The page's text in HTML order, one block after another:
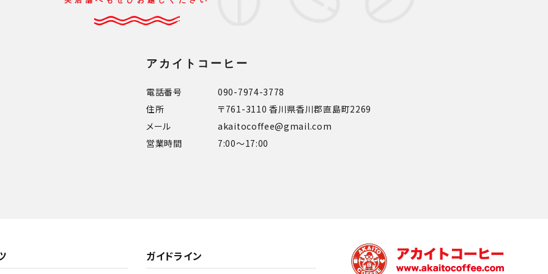
アカイトコーヒー
電話番号
090-7974-3778
住所
〒761-3110 香川県香川郡直島町2269
メール
akaitocoffee@gmail.com
営業時間
7:00～17:00
ガイドライン